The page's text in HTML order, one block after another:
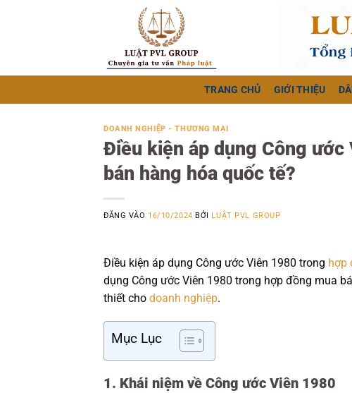
TRANG CHỦ GIỚI THIỆU
DOANH NGHIỆP - THƯƠNG MẠI
Điều kiện áp dụng Công
bán hàng hóa quốc tế?
ĐĂNG VÀO 16/10/2024 BỞI LUẬT PVL GROUP
Điều kiện áp dụng Công ước Viên 1980 trong hợp
dụng Công ước Viên 1980 trong hợp đồng mua
thiết cho doanh nghiệp.
Mục Lục
1. Khái niệm về Công ước Viên 1980